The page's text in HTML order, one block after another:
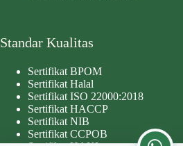
Standar Kualitas
Sertifikat BPOM
Sertifikat Halal
Sertifikat ISO 22000:2018
Sertifikat HACCP
Sertifikat NIB
Sertifikat CCPOB